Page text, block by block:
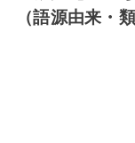
（語源由来・